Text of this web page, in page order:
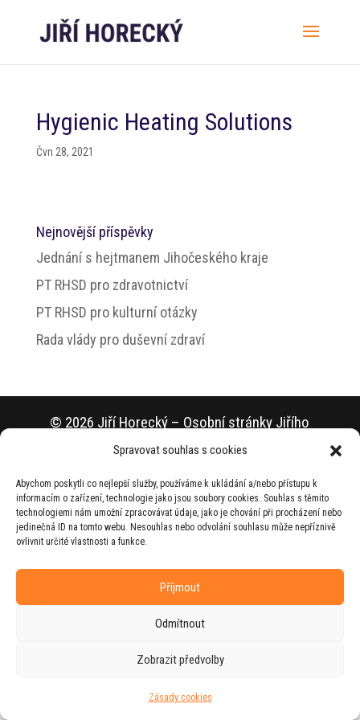
Spravovat souhlas s cookies
Abychom poskytli co nejlepší služby, používáme k ukládání a/nebo přístupu k
informacím o zařízení, technologie jako jsou soubory cookies. Souhlas s těmito
technologiemi nám umožní zpracovávat údaje, jako je chování při procházení nebo
jedinečná ID na tomto webu. Nesouhlas nebo odvolání souhlasu může nepříznivě
ovlivnit určité vlastnosti a funkce.
Příjmout
Odmítnout
Zobrazit předvolby
Zásady cookies
Hygienic Heating Solutions
Čvn 28, 2021
Nejnovější příspěvky
Jednání s hejtmanem Jihočeského kraje
PT RHSD pro zdravotnictví
PT RHSD pro kulturní otázky
Rada vlády pro duševní zdraví
© 2026 Jiří Horecký – Osobní stránky Jiřího
Horeckého
agenturouZEST BRAND.